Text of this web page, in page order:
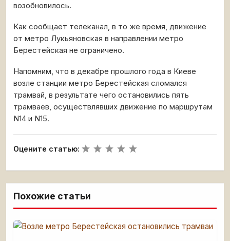
возобновилось.
Как сообщает телеканал, в то же время, движение
от метро Лукьяновская в направлении метро
Берестейская не ограничено.
Напомним, что в декабре прошлого года в Киеве
возле станции метро Берестейская сломался
трамвай, в результате чего остановились пять
трамваев, осуществлявших движение по маршрутам
N14 и N15.
Оцените статью:
Похожие статьи